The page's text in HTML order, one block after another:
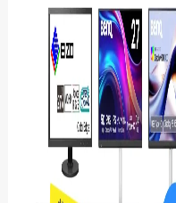
ミニPCおすすめ